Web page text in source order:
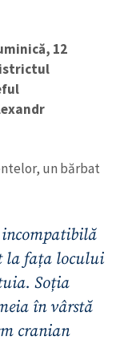
12
un bărbat
la fața locului
Soția
în vârstă
cranian